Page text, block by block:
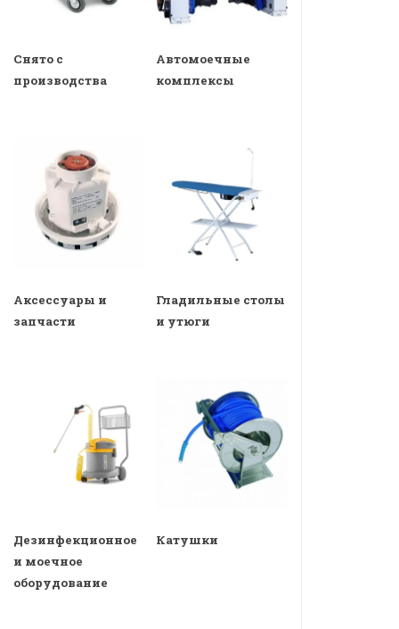
Снято с
производства
Автомоечные
комплексы
Аксессуары и
запчасти
Гладильные столы
и утюги
Дезинфекционное
и моечное
оборудование
Катушки